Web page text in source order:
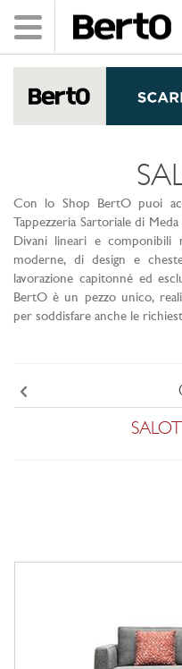
Toggle
navigation
Con lo Shop BertO puoi
Tappezzeria Sartoriale di
Divani lineari e
moderne, di design e
lavorazione capitonné ed
BertO è un pezzo unico,
per soddisfare anche le